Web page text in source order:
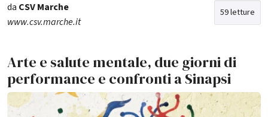
59 letture
da CSV Marche
www.csv.marche.it
Arte e salute mentale, due giorni di
performance e confronti a Sinapsi